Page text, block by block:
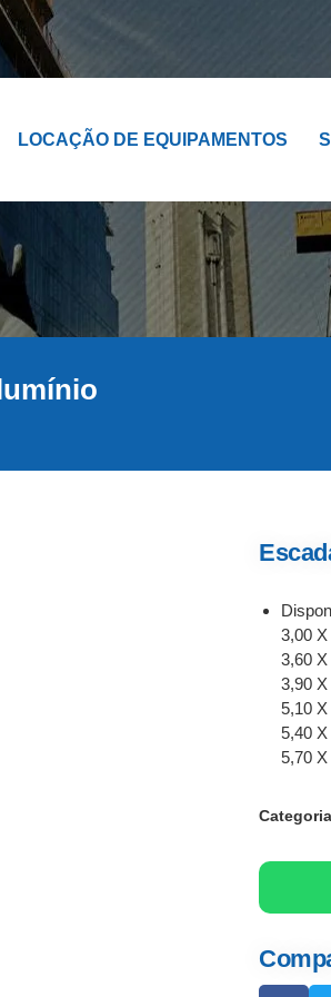
LOCAÇÃO DE EQUIPAMENTOS
3,00
3,60
3,90
5,10
5,40
5,70